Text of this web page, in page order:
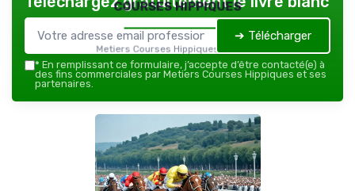
courses hippiques
Metiers Courses Hippiques — 2026
➔ Télécharger
* En remplissant ce formulaire, j’accepte d’être contacté(e) à
des fins commerciales par Metiers Courses Hippiques et ses
partenaires.